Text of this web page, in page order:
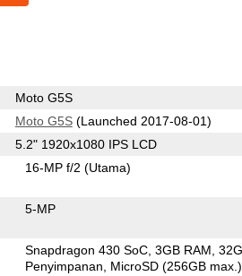
Moto G5S
Moto G5S(Launched 2017-08-01)
5.2" 1920x1080 IPS LCD
16-MP f/2(Utama)
5-MP
Snapdragon 430 SoC 3GB RAM
Penyimpanan
MicroSD (256GB max.)